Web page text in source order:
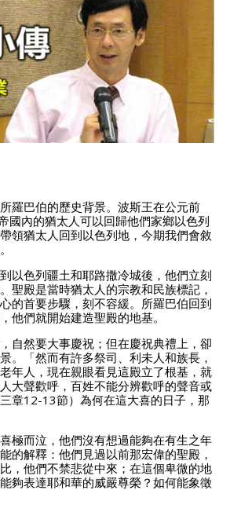
羅巴伯的歷史背景。波斯王在公元前
國內的猶太人可以回歸他們家鄉以色列
領猶太人回到以色列地，今期我們會敘
以色列疆土和耶路撒冷城後，他們立刻
聖殿是當時猶太人的宗教和民族標記，
的首要步驟，刻不容緩。所羅巴伯回到
他們就開始建造聖殿的地基。
自然要大事慶祝；但在慶祝典禮上，卻
。「然而有許多祭司、利未人和族長，
年人，現在親眼看見這殿立了根基，就
大聲歡呼，百姓不能分辨歡呼的聲音或
章12-13節）為何在這大喜的日子，那
極而泣，他們沒有想過能夠在有生之年
的解釋：他們見過以前那宏偉的聖殿，
，他們不禁悲從中來；在這個卑微的地
夠表達耶和華的威嚴尊榮？如何能象徵